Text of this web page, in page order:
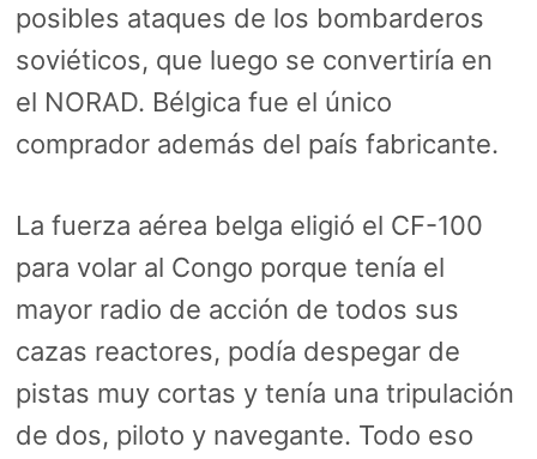
posibles ataques de los bombarderos
soviéticos, que luego se convertiría en
el NORAD. Bélgica fue el único
comprador además del país fabricante.
La fuerza aérea belga eligió el CF-100
para volar al Congo porque tenía el
mayor radio de acción de todos sus
cazas reactores, podía despegar de
pistas muy cortas y tenía una tripulación
de dos, piloto y navegante. Todo eso